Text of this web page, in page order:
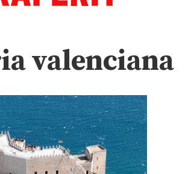
valenciana